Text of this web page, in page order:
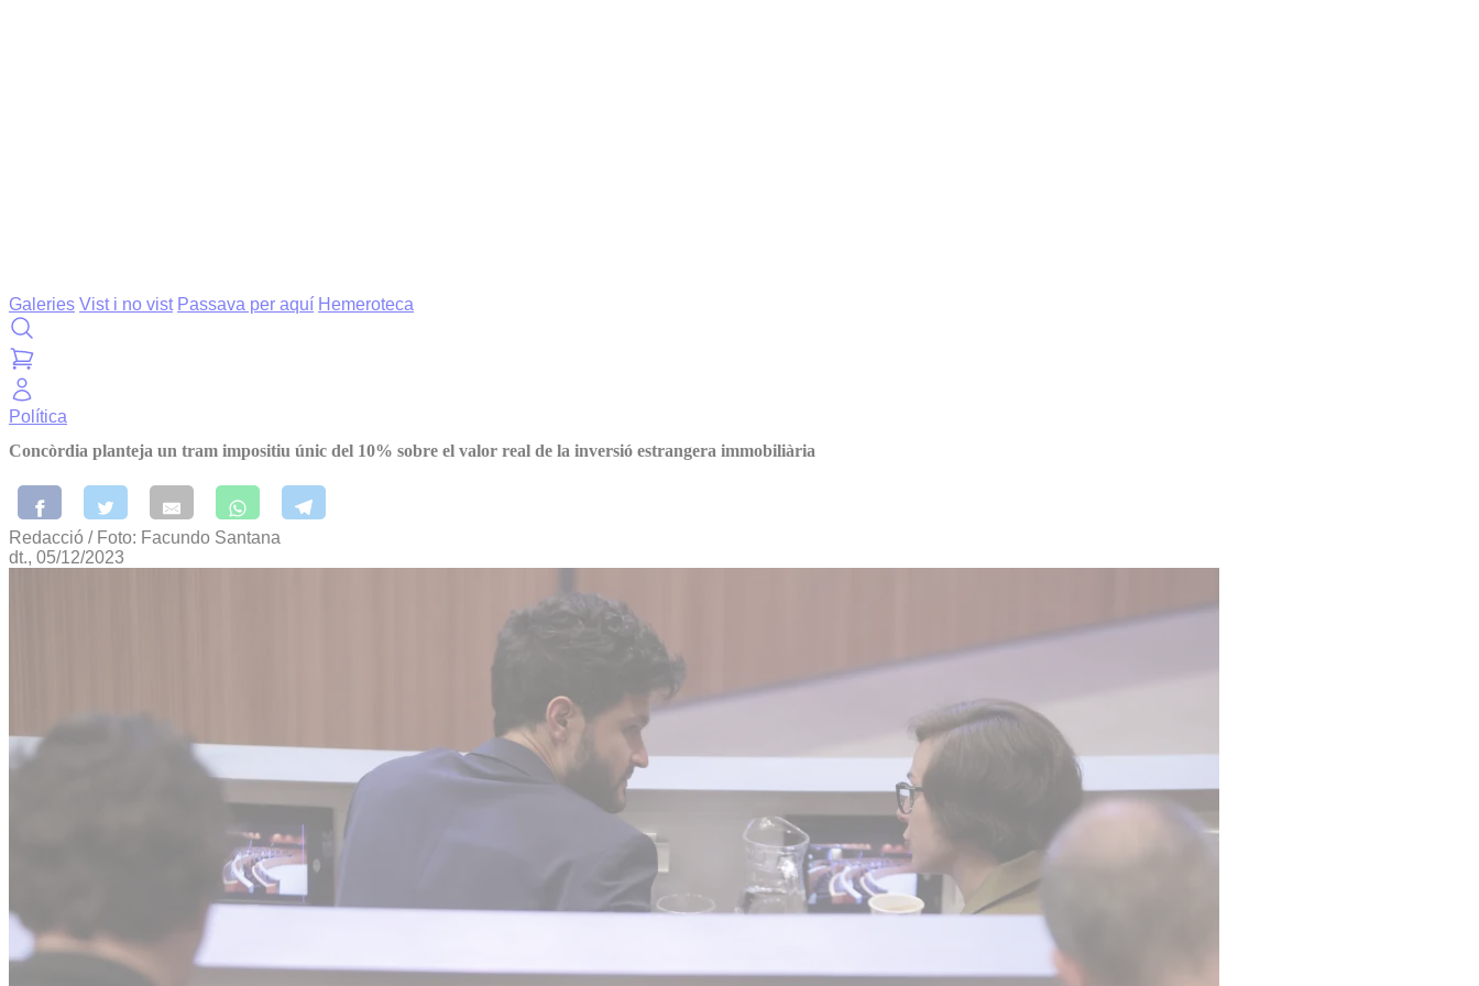
Galeries Vist i no vist Passava per aquí Hemeroteca
Política
Concòrdia planteja un tram impositiu únic del 10% sobre el valor real de la inversió estrangera immobiliària
Redacció / Foto: Facundo Santana
dt., 05/12/2023